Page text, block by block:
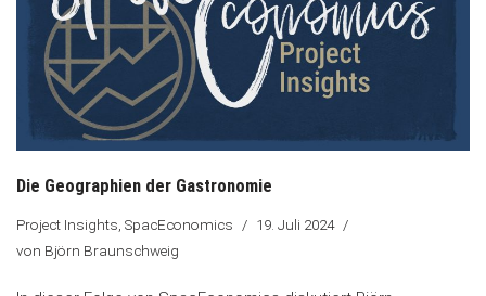
Die Geographien der Gastronomie
Project Insights SpacEconomics
19. Juli 2024
von Björn Braunschweig